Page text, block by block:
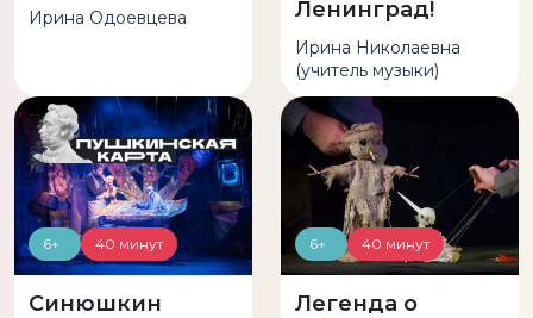
Ирина Одоевцева
Ленинград!
Ирина Николаевна
(учитель музыки)
6+ 40 минут
Синюшкин
6+ 40 минут
Легенда о